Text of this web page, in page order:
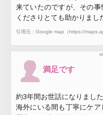
来ていたのですが、その
くださりとても助かりまし
引用元：Google map（https://
満足です
約3年間お世話になりました
海外にいる間も丁寧にケ